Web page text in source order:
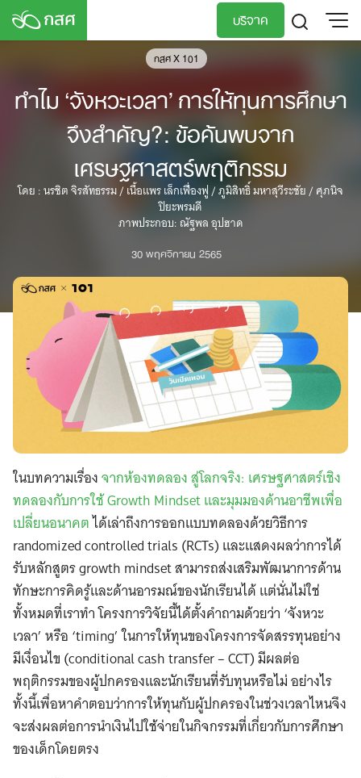
Skip
บริจาค
TH
กสศ X 101
ทำไม ‘จังหวะเวลา’ การให้ทุนการศึกษา
จึงสำคัญ?: ข้อค้นพบจาก
เศรษฐศาสตร์พฤติกรรม
โดย : นรชิต จิรสัทธรรม / เนื้อแพร เล็กเฟื่องฟู / ภูมิสิทธิ์ มหาสุวีระชัย / ศุภนิจ
ปิยะพรมดี
ภาพประกอบ: ณัฐพล อุปฮาด
30 พฤศจิกายน 2565
ในบทความเรื่องจากห้องทดลอง สู่โลกจริง: เศรษฐศาสตร์เชิง
ทดลองกับการใช้ Growth Mindset และมุมมองด้านอาชีพเพื่อ
เปลี่ยนอนาคตได้เล่าถึงการออกแบบทดลองด้วยวิธีการ
randomized controlled trials (RCTs) และแสดงผลว่าการได้
รับหลักสูตร growth mindset สามารถส่งเสริมพัฒนาการด้าน
ทักษะการคิดรู้และด้านอารมณ์ของนักเรียนได้ แต่นั่นไม่ใช่
ทั้งหมดที่เราทำ โครงการวิจัยนี้ได้ตั้งคำถามด้วยว่า ‘จังหวะ
เวลา’ หรือ ‘timing’ ในการให้ทุนของโครงการจัดสรรทุนอย่าง
มีเงื่อนไข (conditional cash transfer – CCT) มีผลต่อ
พฤติกรรมของผู้ปกครองและนักเรียนที่รับทุนหรือไม่ อย่างไร
ทั้งนี้เพื่อหาคำตอบว่าการให้ทุนกับผู้ปกครองในช่วงเวลาไหนจึง
จะส่งผลต่อการนำเงินไปใช้จ่ายในกิจกรรมที่เกี่ยวกับการศึกษา
ของเด็กโดยตรง